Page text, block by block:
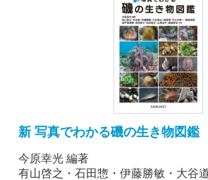
新 写真でわかる磯の生き物図鑑
今原幸光 編著
有山啓之・石田惣・伊藤勝敏・大谷